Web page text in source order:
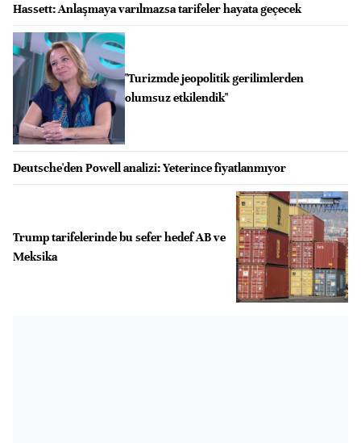
Hassett: Anlaşmaya varılmazsa tarifeler hayata geçecek
"Turizmde jeopolitik gerilimlerden
olumsuz etkilendik"
Deutsche'den Powell analizi: Yeterince fiyatlanmıyor
Trump tarifelerinde bu sefer hedef AB ve
Meksika